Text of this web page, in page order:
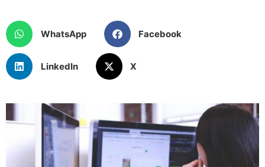
WhatsApp Facebook
LinkedIn X